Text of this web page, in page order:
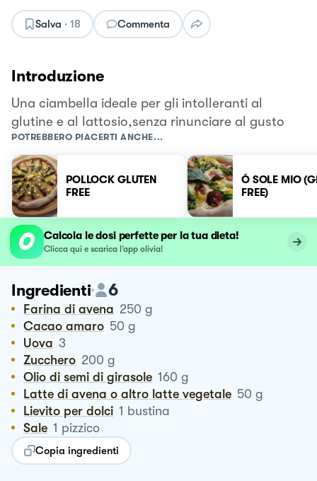
Salva · 18 Commenta
Introduzione
Una ciambella ideale per gli intolleranti al
glutine e al lattosio,senza rinunciare al gusto
POTREBBERO PIACERTI ANCHE...
POLLOCK GLUTEN
FREE
Ó SOLE MIO
FREE)
Calcola le dosi perfette per la tua dieta!
Clicca qui e scarica l’app olivia!
Ingredienti 6
Farina di avena 250 g
Cacao amaro 50 g
Uova 3
Zucchero 200 g
Olio di semi di girasole 160 g
Latte di avena o altro latte vegetale 50 g
Lievito per dolci 1 bustina
Sale 1 pizzico
Copia ingredienti